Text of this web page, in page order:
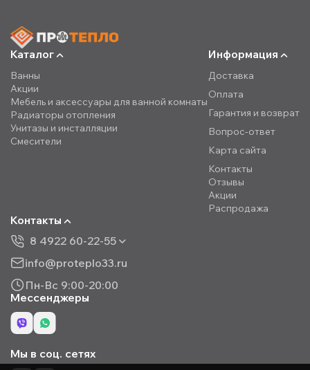
Каталог
Ванны
Акции
Мебель и аксессуары для ванной комнаты
Радиаторы отопления
Унитазы и инсталляции
Смесители
Информация
Доставка
Оплата
Гарантия и возврат
Вопрос-ответ
Карта сайта
Контакты
Отзывы
Акции
Распродажа
Контакты
8 4922 60-22-55
info@proteplo33.ru
Пн-Вс 9:00-20:00
Мессенджеры
Мы в соц. сетях